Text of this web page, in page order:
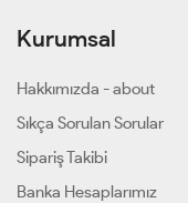
Kurumsal
Hakkımızda - about
Sıkça Sorulan Sorular
Sipariş Takibi
Banka Hesaplarımız